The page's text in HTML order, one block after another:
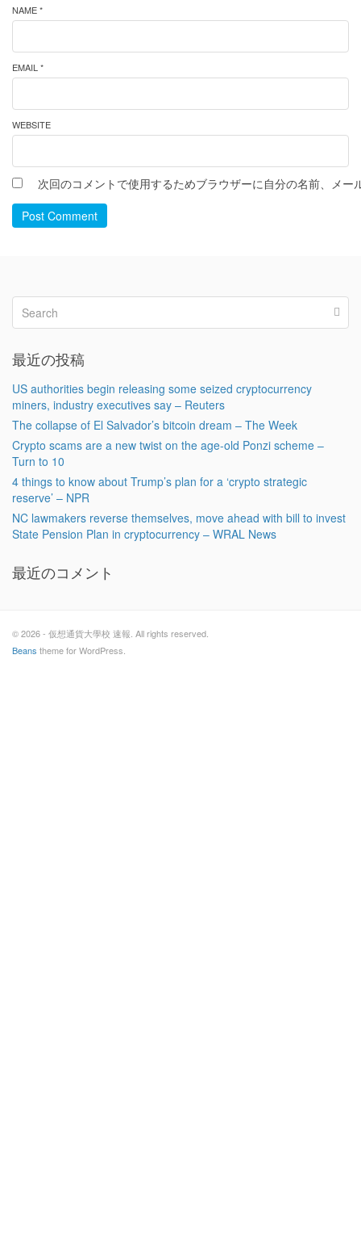
NAME *
EMAIL *
WEBSITE
次回のコメントで使用するためブラウザーに自分の名前、メー
Post Comment
最近の投稿
US authorities begin releasing some seized cryptocurrency
miners, industry executives say – Reuters
The collapse of El Salvador’s bitcoin dream – The Week
Crypto scams are a new twist on the age-old Ponzi scheme –
Turn to 10
4 things to know about Trump’s plan for a ‘crypto strategic
reserve’ – NPR
NC lawmakers reverse themselves, move ahead with bill to invest
State Pension Plan in cryptocurrency – WRAL News
最近のコメント
© 2026 - 仮想通貨大學校 速報. All rights reserved.
Beans theme for WordPress.